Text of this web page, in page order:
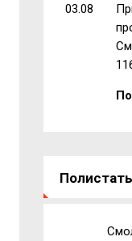
03.08
Полистать